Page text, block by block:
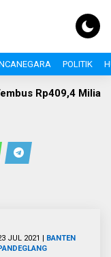
POLITIK
Rp409,4 Miliar,
JUL 2021 | BANTEN